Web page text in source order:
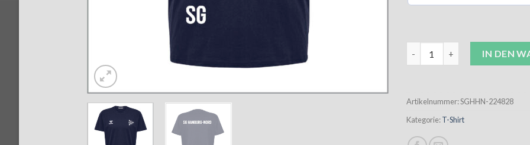
IN DEN
Artikelnummer:SGHHN-224828
Kategorie:T-Shirt